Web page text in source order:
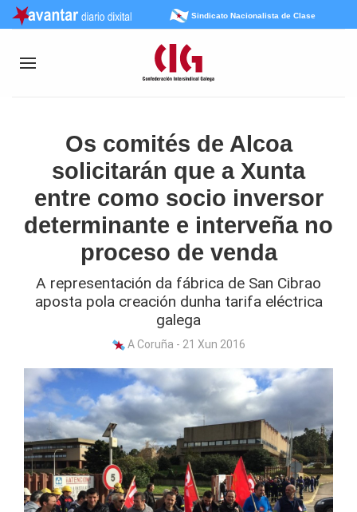
Sindicato Nacionalista de Clase
Os comités de Alcoa
solicitarán que a Xunta
entre como socio inversor
determinante e interveña no
proceso de venda
A representación da fábrica de San Cibrao
aposta pola creación dunha tarifa eléctrica
galega
A Coruña - 21 Xun 2016